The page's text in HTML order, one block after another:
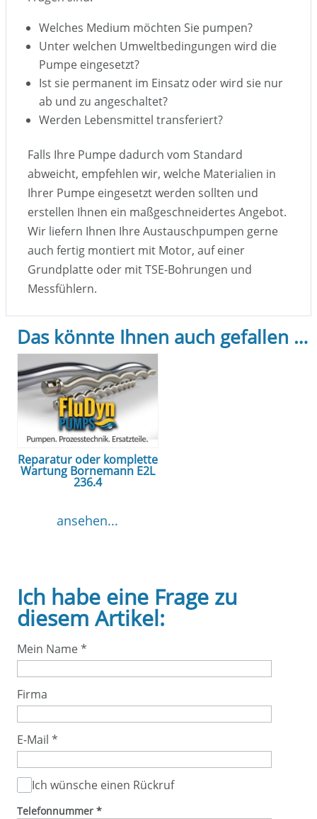
Welches Medium möchten Sie pumpen?
Unter welchen Umweltbedingungen wird die
Pumpe eingesetzt?
Ist sie permanent im Einsatz oder wird sie nur
ab und zu angeschaltet?
Werden Lebensmittel transferiert?
Falls Ihre Pumpe dadurch vom Standard
abweicht, empfehlen wir, welche Materialien in
Ihrer Pumpe eingesetzt werden sollten und
erstellen Ihnen ein maßgeschneidertes Angebot.
Wir liefern Ihnen Ihre Austauschpumpen gerne
auch fertig montiert mit Motor, auf einer
Grundplatte oder mit TSE-Bohrungen und
Messfühlern.
Das könnte Ihnen auch gefallen …
Reparatur oder komplette
Wartung Bornemann E2L
236.4
ansehen...
Ich habe eine Frage zu
diesem Artikel:
Mein Name*
Firma
E-Mail *
Ich wünsche einen Rückruf
Telefonnummer *